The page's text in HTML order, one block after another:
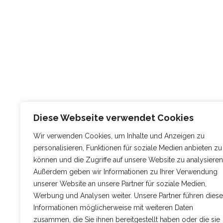
Diese Webseite verwendet Cookies
Wir verwenden Cookies, um Inhalte und Anzeigen zu
personalisieren, Funktionen für soziale Medien anbieten zu
können und die Zugriffe auf unsere Website zu
Außerdem geben wir Informationen zu Ihrer Verwendung
unserer Website an unsere Partner für soziale Medien,
Werbung und Analysen weiter. Unsere Partner führen diese
Informationen möglicherweise mit weiteren Daten
zusammen, die Sie ihnen bereitgestellt haben oder die sie